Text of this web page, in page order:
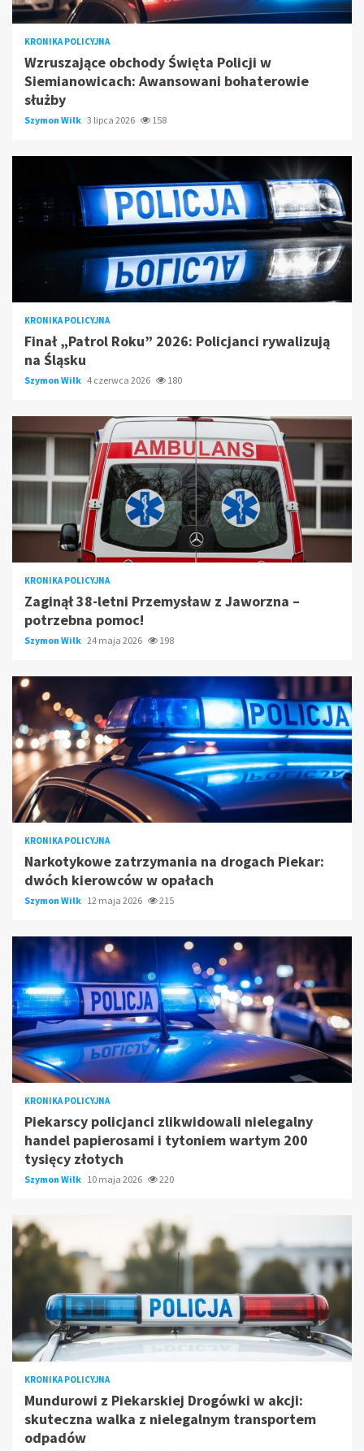
KRONIKA POLICYJNA
Wzruszające obchody Święta Policji w
Siemianowicach: Awansowani bohaterowie
służby
Szymon Wilk 3 lipca 2026 158
KRONIKA POLICYJNA
Finał „Patrol Roku” 2026: Policjanci rywalizują
na Śląsku
Szymon Wilk 4 czerwca 2026 180
KRONIKA POLICYJNA
Zaginął 38-letni Przemysław z Jaworzna –
potrzebna pomoc!
Szymon Wilk 24 maja 2026 198
KRONIKA POLICYJNA
Narkotykowe zatrzymania na drogach Piekar:
dwóch kierowców w opałach
Szymon Wilk 12 maja 2026 215
KRONIKA POLICYJNA
Piekarscy policjanci zlikwidowali nielegalny
handel papierosami i tytoniem wartym 200
tysięcy złotych
Szymon Wilk 10 maja 2026 220
KRONIKA POLICYJNA
Mundurowi z Piekarskiej Drogówki w akcji:
skuteczna walka z nielegalnym transportem
odpadów